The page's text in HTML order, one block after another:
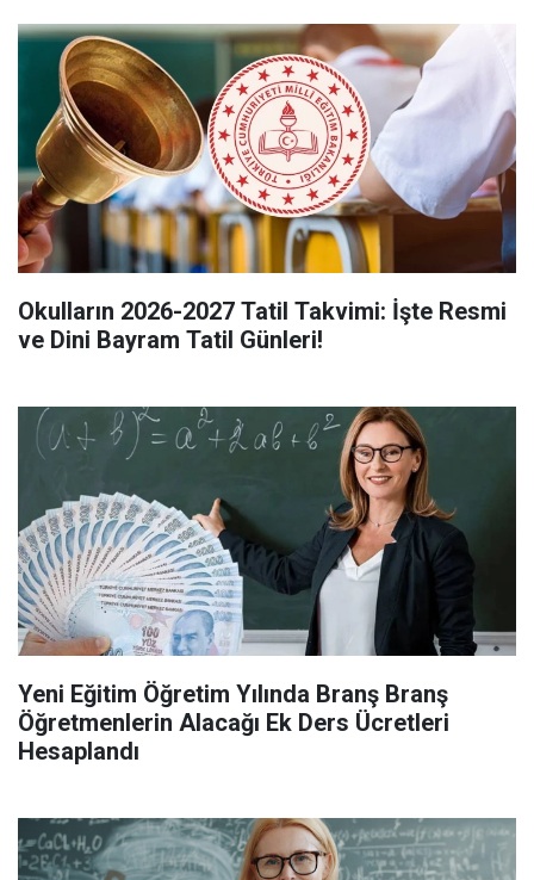
Okulların 2026-2027 Tatil Takvimi: İşte Resmi
ve Dini Bayram Tatil Günleri!
Yeni Eğitim Öğretim Yılında Branş Branş
Öğretmenlerin Alacağı Ek Ders Ücretleri
Hesaplandı